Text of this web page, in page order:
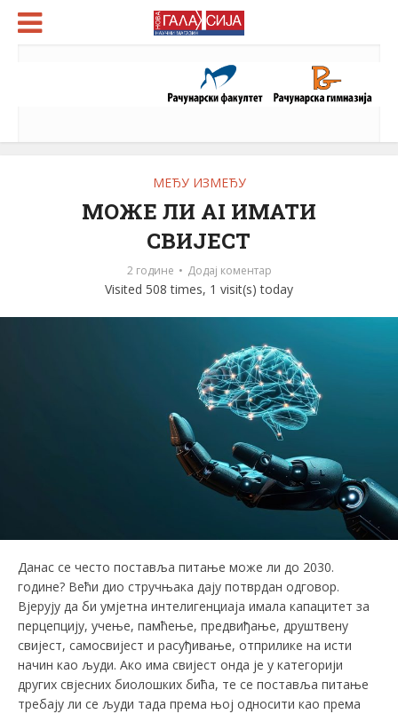
МЕЂУ ИЗМЕЂУ
МОЖЕ ЛИ AI ИМАТИ
СВИЈЕСТ
2 године Додај коментар
Visited 508 times, 1 visit(s) today
Данас се често поставља питање може ли до 2030.
године? Већи дио стручњака дају потврдан одговор.
Вјерују да би умјетна интелигенциаја имала капацитет за
перцепцију, учење, памћење, предвиђање, друштвену
свијест, самосвијест и расуђивање, отприлике на исти
начин као људи. Ако има свијест онда је у категорији
других свјесних биолошких бића, те се поставља питање
требају ли се људи тада према њој односити као према